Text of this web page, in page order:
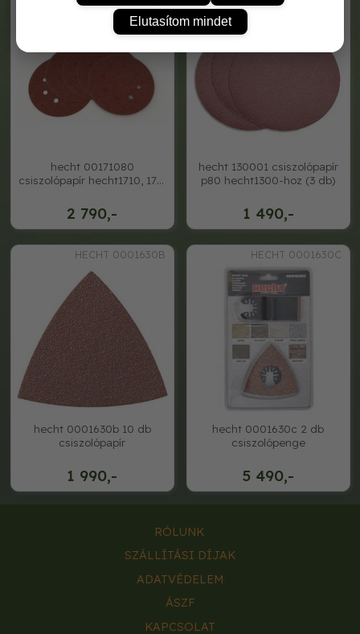
2 790,-
hecht 00171080
csiszolópapír hecht1710, 1711
1 490,-
hecht 130001 csiszolópapír
p80 hecht1300-hoz (3 db)
HECHT 0001630B
1 990,-
hecht 0001630b 10 db
csiszolópapír
HECHT 0001630C
5 490,-
hecht 0001630c 2 db
csiszolópenge
RÓLUNK
SZÁLLÍTÁSI DÍJAK
ADATVÉDELEM
ÁSZF
KAPCSOLAT
Elutasítom mindet